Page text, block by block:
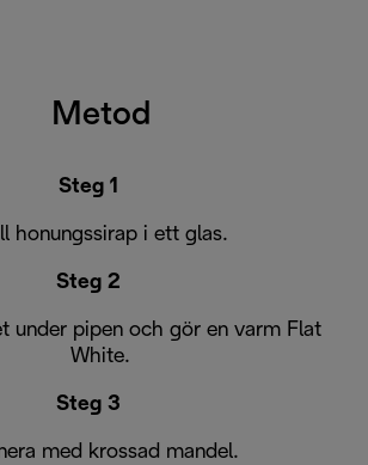
Metod
Steg 1
honungssirap i ett glas.
Steg 2
under pipen och gör en varm Flat
White.
Steg 3
med krossad mandel.